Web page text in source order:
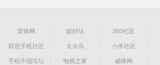
雷锋网 超好玩 360社区
联想手机社区 太火鸟 小米社区
手机中国论坛 电视之家 威锋网